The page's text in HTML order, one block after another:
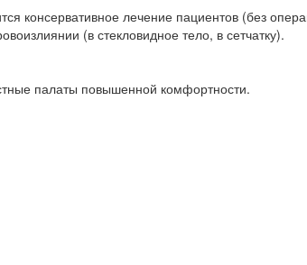
консервативное лечение пациентов (без
(в стекловидное тело, в сетчатку).
палаты повышенной комфортности.